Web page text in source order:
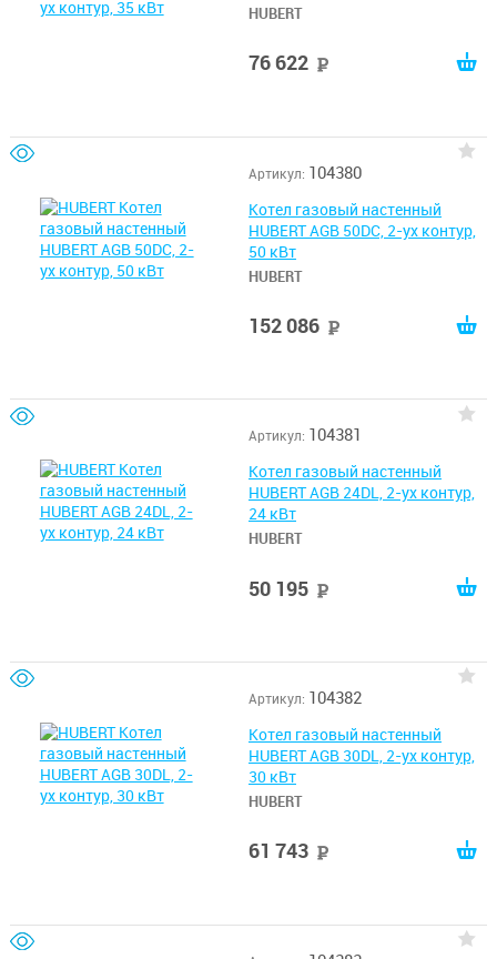
HUBERT
76 622
Артикул: 104380
Котел газовый настенный
HUBERT AGB 50DС, 2-ух контур,
50 кВт
HUBERT
152 086
Артикул: 104381
Котел газовый настенный
HUBERT AGB 24DL, 2-ух контур,
24 кВт
HUBERT
50 195
Артикул: 104382
Котел газовый настенный
HUBERT AGB 30DL, 2-ух контур,
30 кВт
HUBERT
61 743